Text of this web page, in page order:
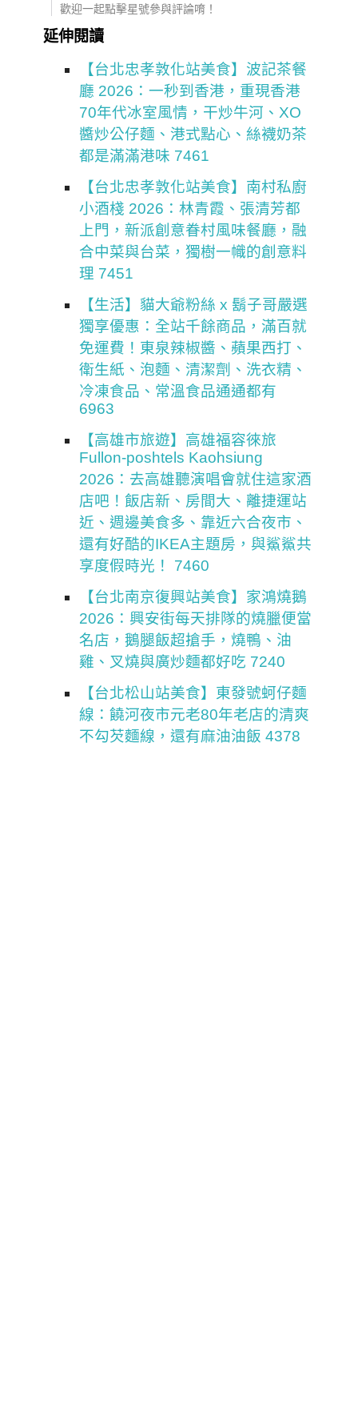
歡迎一起點擊星號參與評論唷！
延伸閱讀
【台北忠孝敦化站美食】波記茶餐
廳 2026：一秒到香港，重現香港
70年代冰室風情，干炒牛河、XO
醬炒公仔麵、港式點心、絲襪奶茶
都是滿滿港味 7461
【台北忠孝敦化站美食】南村私廚
小酒棧 2026：林青霞、張清芳都
上門，新派創意眷村風味餐廳，融
合中菜與台菜，獨樹一幟的創意料
理 7451
【生活】貓大爺粉絲 x 鬍子哥嚴選
獨享優惠：全站千餘商品，滿百就
免運費！東泉辣椒醬、蘋果西打、
衛生紙、泡麵、清潔劑、洗衣精、
冷凍食品、常溫食品通通都有
6963
【高雄市旅遊】高雄福容徠旅
Fullon-poshtels Kaohsiung
2026：去高雄聽演唱會就住這家酒
店吧！飯店新、房間大、離捷運站
近、週邊美食多、靠近六合夜市、
還有好酷的IKEA主題房，與鯊鯊共
享度假時光！ 7460
【台北南京復興站美食】家鴻燒鵝
2026：興安街每天排隊的燒臘便當
名店，鵝腿飯超搶手，燒鴨、油
雞、叉燒與廣炒麵都好吃 7240
【台北松山站美食】東發號蚵仔麵
線：饒河夜市元老80年老店的清爽
不勾芡麵線，還有麻油油飯 4378